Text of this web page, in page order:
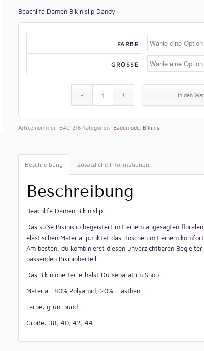
Beachlife Damen Bikinislip Dandy
FARBE
GRÖSSE
In den
Artikelnummer: BAC-216 Kategorien: Bademode, Bikinis
Beschreibung Zusätzliche Informationen
Beschreibung
Beachlife Damen Bikinislip
Das süße Bikinislip begeistert mit einem angesagten
elastischen Material punktet das Höschen mit einem
Am besten, du kombinierst diesen unverzichtbaren
passenden Bikinioberteil.
Das Bikinioberteil erhälst Du separat im Shop.
Material: 80% Polyamid, 20% Elasthan
Farbe: grün-bund
Größe: 38, 40, 42, 44